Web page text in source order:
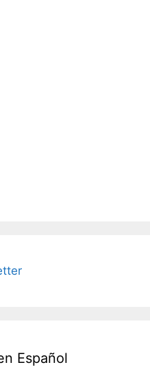
Español